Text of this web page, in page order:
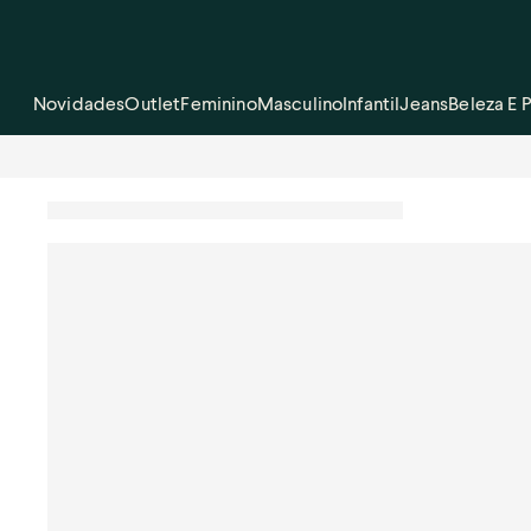
NovidadesOutletFemininoMasculinoInfantilJeansBeleza E